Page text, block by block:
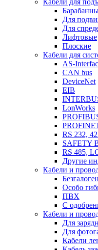
Для
Для
Лифтовые
Плоские
Кабели для
AS-
CAN bus
DeviceNet
EIB
LonWorks
RS 232,
SAFETY
RS 485,
Другие
Кабели и
Особо
ПВХ
С
Кабели и
Для
Для
Кабели